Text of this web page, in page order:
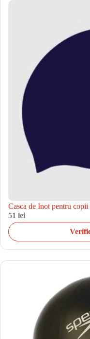
Casca de Inot pentru
51 lei